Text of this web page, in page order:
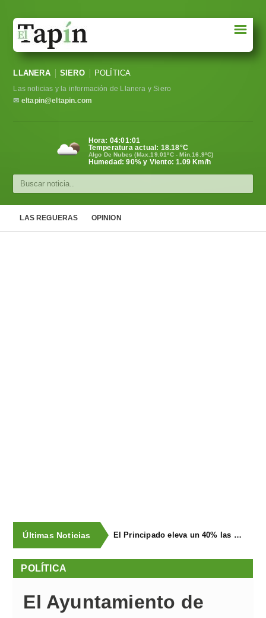
Sociedad
Política
Cultura
☰
LLANERA SIERO POLÍTICA
Las noticias y la información de Llanera y Siero
✉ eltapin@eltapin.com
Hora: 04:01:02
Temperatura actual: 18.18°C
Algo De Nubes (Max.19.01ºC - Min.16.9ºC)
Humedad: 90% y Viento: 1.09 Km/h
LAS REGUERAS OPINION
Últimas Noticias El Principado eleva un 40% las ayudas a la producción ecológica, que superan los cuatro millones de euros
POLÍTICA
El Ayuntamiento de